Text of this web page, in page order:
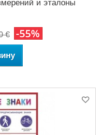
и эталоны
€ -55%